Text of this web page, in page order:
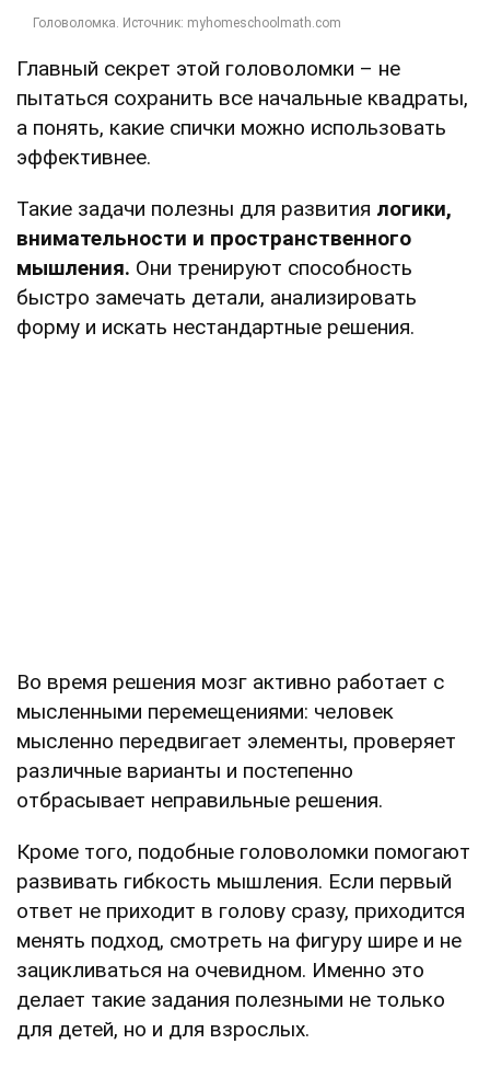
Главный секрет этой головоломки – не
пытаться сохранить все начальные квадраты,
а понять, какие спички можно использовать
эффективнее.
Такие задачи полезны для развития логики,
внимательности и пространственного
мышления. Они тренируют способность
быстро замечать детали, анализировать
форму и искать нестандартные решения.
Во время решения мозг активно работает с
мысленными перемещениями: человек
мысленно передвигает элементы, проверяет
различные варианты и постепенно
отбрасывает неправильные решения.
Кроме того, подобные головоломки помогают
развивать гибкость мышления. Если первый
ответ не приходит в голову сразу, приходится
менять подход, смотреть на фигуру шире и не
зацикливаться на очевидном. Именно это
делает такие задания полезными не только
для детей, но и для взрослых.